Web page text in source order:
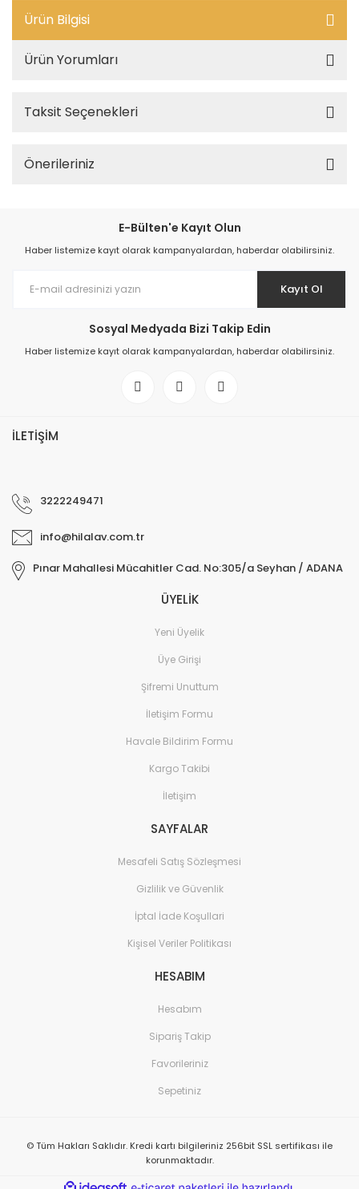
Ürün Bilgisi
Ürün Yorumları
Taksit Seçenekleri
Önerileriniz
E-Bülten'e Kayıt Olun
Haber listemize kayıt olarak kampanyalardan, haberdar olabilirsiniz.
Kayıt Ol
Sosyal Medyada Bizi Takip Edin
Haber listemize kayıt olarak kampanyalardan, haberdar olabilirsiniz.
İLETİŞİM
3222249471
info@hilalav.com.tr
Pınar Mahallesi Mücahitler Cad. No:305/a Seyhan / ADANA
ÜYELİK
Yeni Üyelik
Üye Girişi
Şifremi Unuttum
İletişim Formu
Havale Bildirim Formu
Kargo Takibi
İletişim
SAYFALAR
Mesafeli Satış Sözleşmesi
Gizlilik ve Güvenlik
İptal İade Koşullari
Kişisel Veriler Politikası
HESABIM
Hesabım
Sipariş Takip
Favorileriniz
Sepetiniz
© Tüm Hakları Saklıdır. Kredi kartı bilgileriniz 256bit SSL sertifikası ile
korunmaktadır.